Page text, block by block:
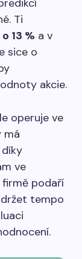
Ti
13 % a v
sice o
akcie.
operuje ve
má
ve
firmě podaří
tempo